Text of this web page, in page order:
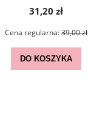
31,20 zł
Cena regularna:39,00 zł
DO KOSZYKA